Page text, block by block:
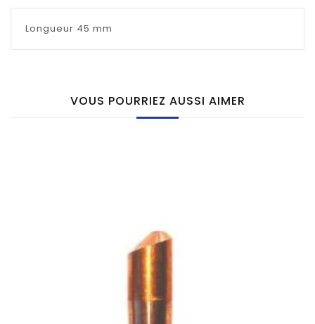
Longueur 45 mm
VOUS POURRIEZ AUSSI AIMER